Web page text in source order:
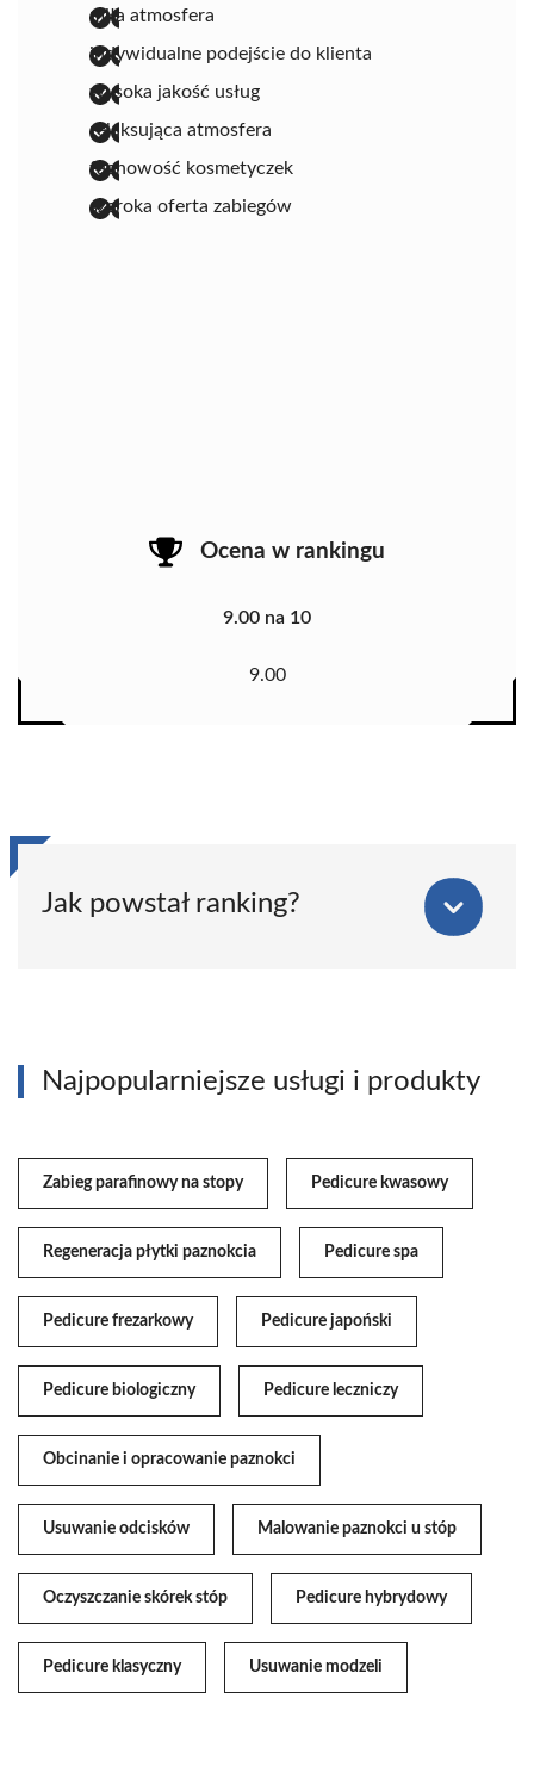
miła atmosfera
indywidualne podejście do klienta
wysoka jakość usług
relaksująca atmosfera
fachowość kosmetyczek
szeroka oferta zabiegów
Ocena w rankingu
9.00 na 10
9.00
Jak powstał ranking?
Najpopularniejsze usługi i produkty
Zabieg parafinowy na stopy Pedicure kwasowy
Regeneracja płytki paznokcia Pedicure spa
Pedicure frezarkowy Pedicure japoński
Pedicure biologiczny Pedicure leczniczy
Obcinanie i opracowanie paznokci
Usuwanie odcisków Malowanie paznokci u stóp
Oczyszczanie skórek stóp Pedicure hybrydowy
Pedicure klasyczny Usuwanie modzeli